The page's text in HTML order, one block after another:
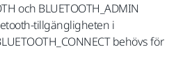
och BLUETOOTH_ADMIN
tillgängligheten i
behövs för